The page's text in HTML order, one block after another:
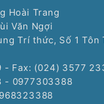
Hoài Trang
Văn Ngợi
Trí thức, Số 1
Fax: (024) 3577
- 0977303388